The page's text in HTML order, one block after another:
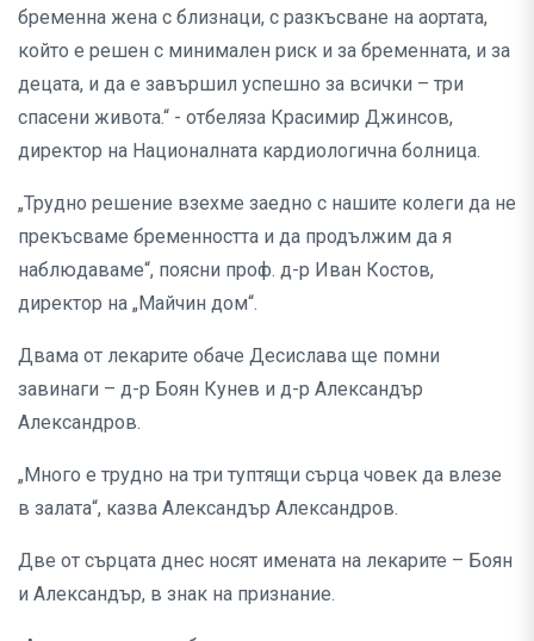
бременна жена с близнаци, с разкъсване на аортата,
който е решен с минимален риск и за бременната, и за
децата, и да е завършил успешно за всички – три
спасени живота.“ - отбеляза Красимир Джинсов,
директор на Националната кардиологична болница.
„Трудно решение взехме заедно с нашите колеги да не
прекъсваме бременността и да продължим да я
наблюдаваме“, поясни проф. д-р Иван Костов,
директор на „Майчин дом“.
Двама от лекарите обаче Десислава ще помни
завинаги – д-р Боян Кунев и д-р Александър
Александров.
„Много е трудно на три туптящи сърца човек да влезе
в залата“, казва Александър Александров.
Две от сърцата днес носят имената на лекарите – Боян
и Александър, в знак на признание.